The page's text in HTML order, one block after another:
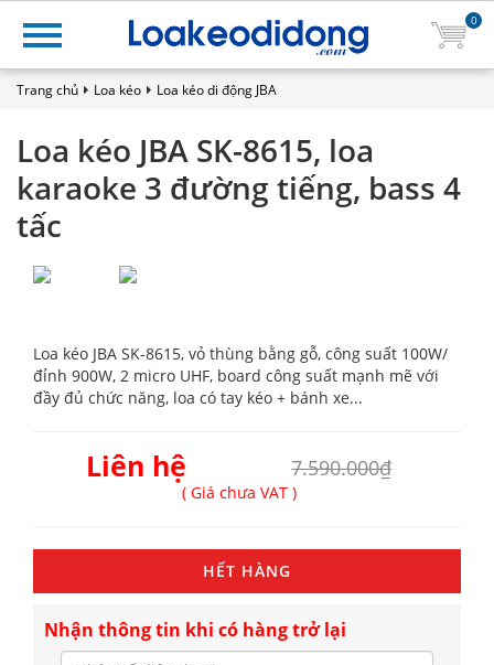
0
Trang chủ Loa kéo Loa kéo di động JBA
Loa kéo JBA SK-8615, loa
karaoke 3 đường tiếng, bass 4
tấc
Loa kéo JBA SK-8615, vỏ thùng bằng gỗ, công suất 100W/
đỉnh 900W, 2 micro UHF, board công suất mạnh mẽ với
đầy đủ chức năng, loa có tay kéo + bánh xe...
Liên hệ 7.590.000₫
( Giá chưa VAT )
HẾT HÀNG
Nhận thông tin khi có hàng trở lại